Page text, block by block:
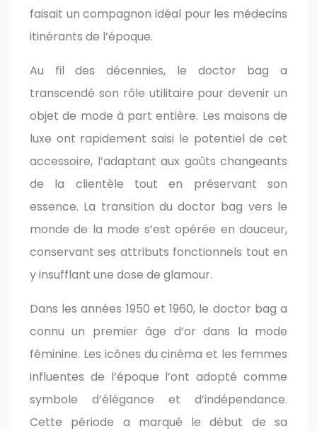
faisait un compagnon idéal pour les médecins
itinérants de l’époque.
Au fil des décennies, le doctor bag a
transcendé son rôle utilitaire pour devenir un
objet de mode à part entière. Les maisons de
luxe ont rapidement saisi le potentiel de cet
accessoire, l’adaptant aux goûts changeants
de la clientèle tout en préservant son
essence. La transition du doctor bag vers le
monde de la mode s’est opérée en douceur,
conservant ses attributs fonctionnels tout en
y insufflant une dose de glamour.
Dans les années 1950 et 1960, le doctor bag a
connu un premier âge d’or dans la mode
féminine. Les icônes du cinéma et les femmes
influentes de l’époque l’ont adopté comme
symbole d’élégance et d’indépendance.
Cette période a marqué le début de sa